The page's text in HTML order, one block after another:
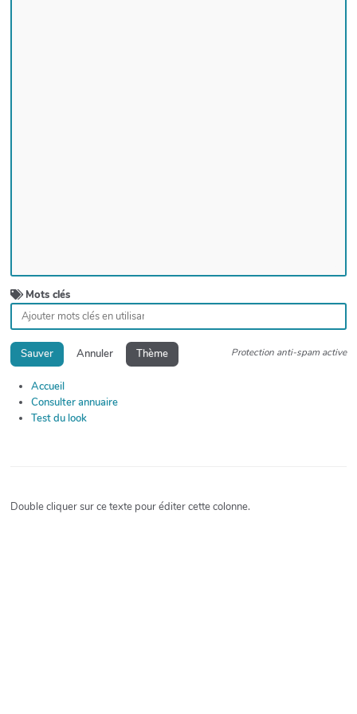
Mots clés
Sauver Annuler Thème Protection anti-spam active
Accueil
Consulter annuaire
Test du look
Double cliquer sur ce texte pour éditer cette colonne.